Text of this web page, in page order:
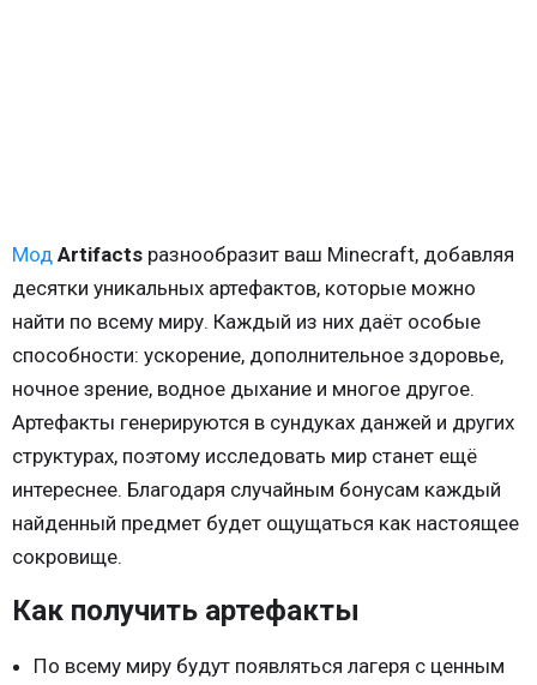
Мод Artifacts разнообразит ваш Minecraft, добавляя
десятки уникальных артефактов, которые можно
найти по всему миру. Каждый из них даёт особые
способности: ускорение, дополнительное здоровье,
ночное зрение, водное дыхание и многое другое.
Артефакты генерируются в сундуках данжей и других
структурах, поэтому исследовать мир станет ещё
интереснее. Благодаря случайным бонусам каждый
найденный предмет будет ощущаться как настоящее
сокровище.
Как получить артефакты
По всему миру будут появляться лагеря с ценным